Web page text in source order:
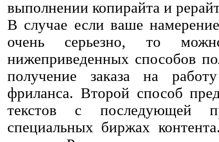
выполнении копирайта и
В случае если ваше
очень серьезно, то
нижеприведенных способов
получение заказа на
фриланса. Второй способ
текстов с последующей
специальных биржах